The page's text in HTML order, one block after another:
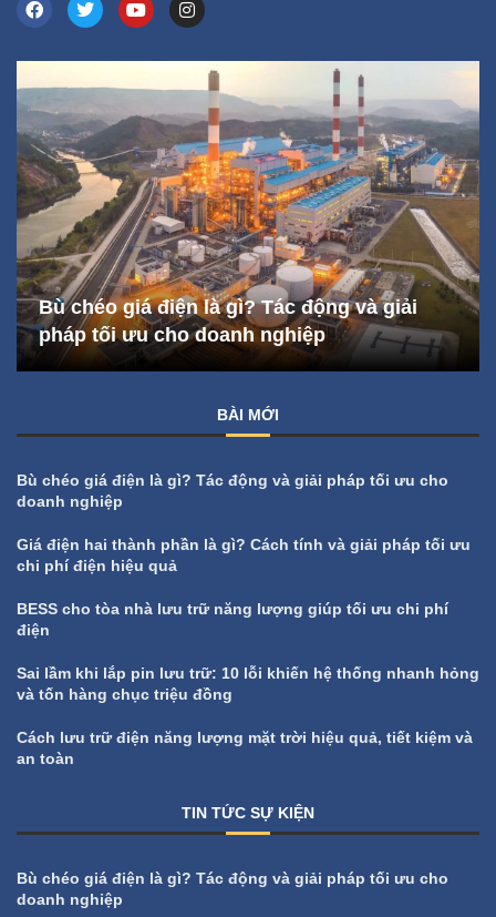
Bù chéo giá điện là gì? Tác động và giải
pháp tối ưu cho doanh nghiệp
BÀI MỚI
Bù chéo giá điện là gì? Tác động và giải pháp tối ưu cho
doanh nghiệp
Giá điện hai thành phần là gì? Cách tính và giải pháp tối ưu
chi phí điện hiệu quả
BESS cho tòa nhà lưu trữ năng lượng giúp tối ưu chi phí
điện
Sai lầm khi lắp pin lưu trữ: 10 lỗi khiến hệ thống nhanh hỏng
và tốn hàng chục triệu đồng
Cách lưu trữ điện năng lượng mặt trời hiệu quả, tiết kiệm và
an toàn
TIN TỨC SỰ KIỆN
Bù chéo giá điện là gì? Tác động và giải pháp tối ưu cho
doanh nghiệp